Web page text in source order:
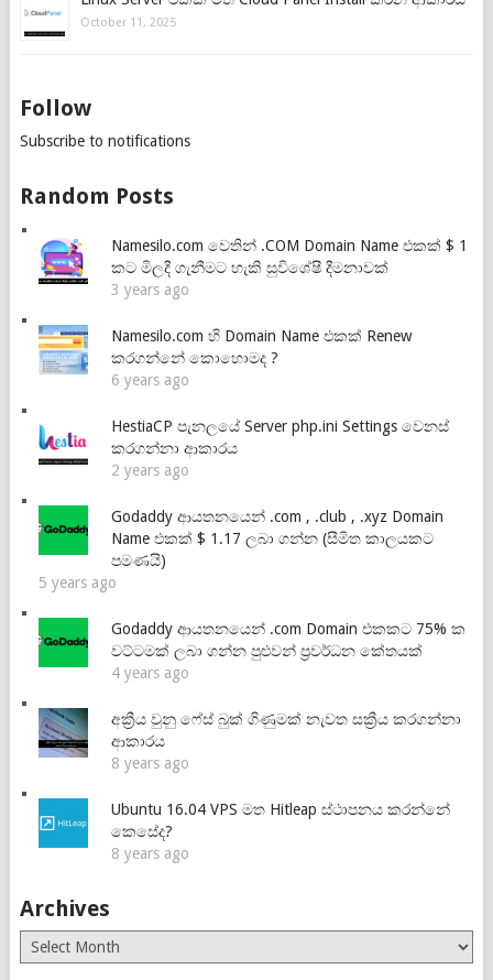
October 11, 2025
Follow
Subscribe to notifications
Random Posts
Namesilo.com වෙතින් .COM Domain Name එකක් $ 1
කට මිලදී ගැනීමට හැකි සුවිශේෂී දීමනාවක්
3 years ago
Namesilo.com හි Domain Name එකක් Renew
කරගන්නේ කොහොමද ?
6 years ago
HestiaCP පැනලයේ Server php.ini Settings වෙනස්
කරගන්නා ආකාරය
2 years ago
Godaddy ආයතනයෙන් .com , .club , .xyz Domain
Name එකක් $ 1.17 ලබා ගන්න (සීමිත කාලයකට
පමණයි)
5 years ago
Godaddy ආයතනයෙන් .com Domain එකකට 75% ක
වට්ටමක් ලබා ගන්න පුළුවන් ප්‍රවර්ධන කේතයක්
4 years ago
අක්‍රීය වුනු ෆේස් බුක් ගිණුමක් නැවත සක්‍රීය කරගන්නා
ආකාරය
8 years ago
Ubuntu 16.04 VPS මත Hitleap ස්ථාපනය කරන්නේ
කෙසේද?
8 years ago
Archives
Archives